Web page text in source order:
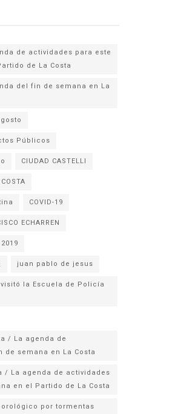
de actividades para este
de La Costa
del fin de semana en La
Públicos
CIUDAD CASTELLI
COVID-19
ECHARREN
juan pablo de jesus
la Escuela de Policía
/ La agenda de
semana en La Costa
/ La agenda de actividades
en el Partido de La Costa
por tormentas